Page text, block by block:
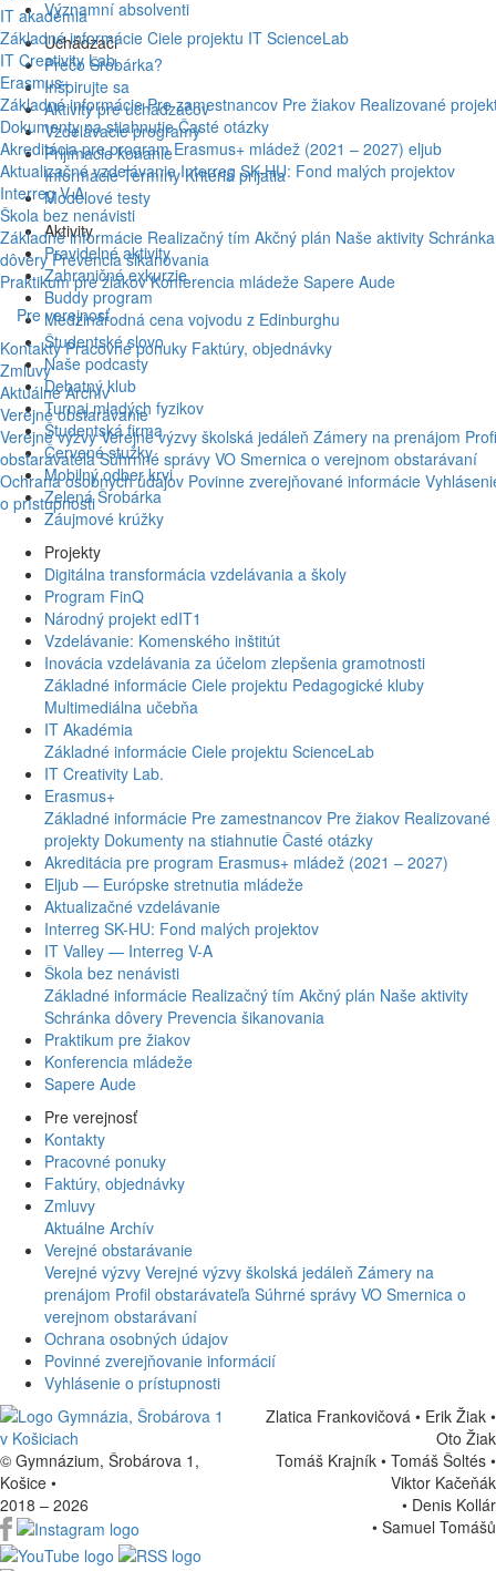
IT akadémia
Základné informácie Ciele projektu IT ScienceLab
IT Creativity Lab.
Erasmus+
Základné informácie Pre zamestnancov Pre žiakov Realizované
Dokumenty na stiahnutie Časté otázky
Akreditácia pre program Erasmus+ mládež (2021 – 2027) eljub
Aktualizačné vzdelávanie Interreg SK-HU: Fond malých projektov
Interreg V-A
Škola bez nenávisti
Základné informácie Realizačný tím Akčný plán Naše aktivity Schránka
dôvery Prevencia šikanovania
Praktikum pre žiakov Konferencia mládeže Sapere Aude
Pre verejnosť
Kontakty Pracovné ponuky Faktúry, objednávky
Zmluvy
Aktuálne Archív
Verejné obstarávanie
Verejné výzvy Verejné výzvy školská jedáleň Zámery na prenájom
obstarávateľa Súhrnné správy VO Smernica o verejnom obstarávaní
Ochrana osobných údajov Povinne zverejňované informácie
o prístupnosti
Významní absolventi
Uchádzači
Prečo Šrobárka?
Inšpirujte sa
Aktivity pre uchádzačov
Vzdelávacie programy
Prijímacie konanie
Informácie Termíny Kritériá prijatia
Modelové testy
Aktivity
Pravidelné aktivity
Zahraničné exkurzie
Buddy program
Medzinárodná cena vojvodu z Edinburghu
Študentské slovo
Naše podcasty
Debatný klub
Turnaj mladých fyzikov
Študentská firma
Červené stužky
Mobilný odber krvi
Zelená Šrobárka
Záujmové krúžky
Projekty
Digitálna transformácia vzdelávania a školy
Program FinQ
Národný projekt edIT1
Vzdelávanie: Komenského inštitút
Inovácia vzdelávania za účelom zlepšenia gramotnosti
Základné informácie Ciele projektu Pedagogické kluby
Multimediálna učebňa
IT Akadémia
Základné informácie Ciele projektu ScienceLab
IT Creativity Lab.
Erasmus+
Základné informácie Pre zamestnancov Pre žiakov Realizované
projekty Dokumenty na stiahnutie Časté otázky
Akreditácia pre program Erasmus+ mládež (2021 – 2027)
Eljub — Európske stretnutia mládeže
Aktualizačné vzdelávanie
Interreg SK-HU: Fond malých projektov
IT Valley — Interreg V-A
Škola bez nenávisti
Základné informácie Realizačný tím Akčný plán Naše aktivity
Schránka dôvery Prevencia šikanovania
Praktikum pre žiakov
Konferencia mládeže
Sapere Aude
Pre verejnosť
Kontakty
Pracovné ponuky
Faktúry, objednávky
Zmluvy
Aktuálne Archív
Verejné obstarávanie
Verejné výzvy Verejné výzvy školská jedáleň Zámery na
prenájom Profil obstarávateľa Súhrné správy VO Smernica o
verejnom obstarávaní
Ochrana osobných údajov
Povinné zverejňovanie informácií
Vyhlásenie o prístupnosti
© Gymnázium, Šrobárova 1,
Košice •
2018 – 2026
Zlatica Frankovičová • Erik Žiak •
Oto Žiak
Tomáš Krajník • Tomáš Šoltés •
Viktor Kačeňák
• Denis Kollár
• Samuel Tomášů